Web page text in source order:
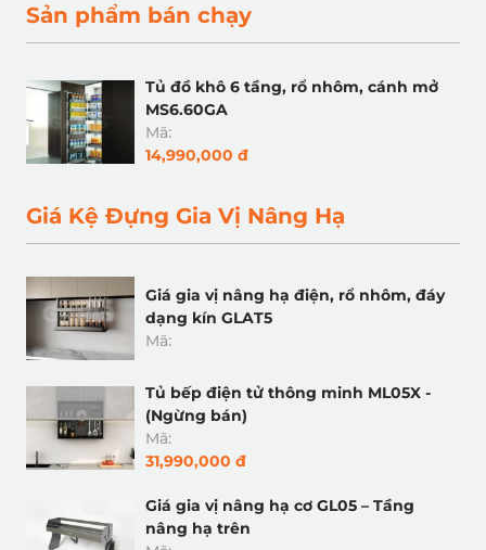
Sản phẩm bán chạy
Tủ đồ khô 6 tầng, rổ nhôm, cánh mở
MS6.60GA
Mã:
14,990,000 đ
Giá Kệ Đựng Gia Vị Nâng Hạ
Giá gia vị nâng hạ điện, rổ nhôm, đáy
dạng kín GLAT5
Mã:
Tủ bếp điện tử thông minh ML05X -
(Ngừng bán)
Mã:
31,990,000 đ
Giá gia vị nâng hạ cơ GL05 – Tầng
nâng hạ trên